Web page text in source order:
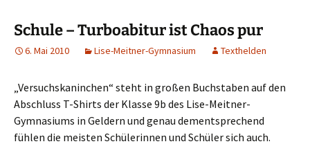
Schule – Turboabitur ist Chaos pur
6. Mai 2010 Lise-Meitner-Gymnasium Texthelden
„Versuchskaninchen“ steht in großen Buchstaben auf den
Abschluss T-Shirts der Klasse 9b des Lise-Meitner-
Gymnasiums in Geldern und genau dementsprechend
fühlen die meisten Schülerinnen und Schüler sich auch.